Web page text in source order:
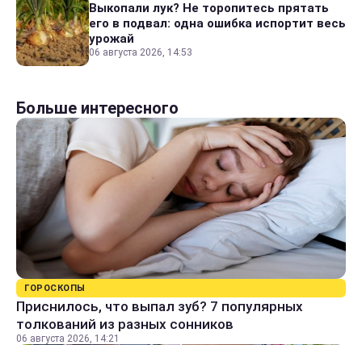
Выкопали лук? Не торопитесь прятать
его в подвал: одна ошибка испортит весь
урожай
06 августа 2026, 14:53
Больше интересного
ГОРОСКОПЫ
Приснилось, что выпал зуб? 7 популярных
толкований из разных сонников
06 августа 2026, 14:21